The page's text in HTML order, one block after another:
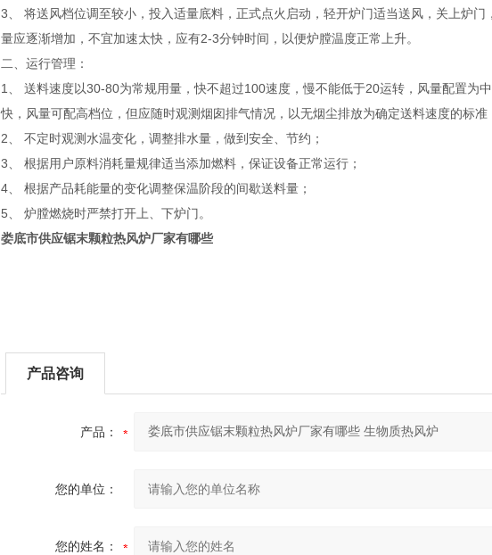
3、 将送风档位调至较小，投入适量底料，正式点火启动，轻开炉门适当送风，关上炉
量应逐渐增加，不宜加速太快，应有2-3分钟时间，以便炉膛温度正常上升。
二、运行管理：
1、 送料速度以30-80为常规用量，快不超过100速度，慢不能低于20运转，风量配置为
快，风量可配高档位，但应随时观测烟囱排气情况，以无烟尘排放为确定送料速度的标准
2、 不定时观测水温变化，调整排水量，做到安全、节约；
3、 根据用户原料消耗量规律适当添加燃料，保证设备正常运行；
4、 根据产品耗能量的变化调整保温阶段的间歇送料量；
5、 炉膛燃烧时严禁打开上、下炉门。
娄底市供应锯末颗粒热风炉厂家有哪些
产品咨询
产品：
您的单位：
您的姓名：